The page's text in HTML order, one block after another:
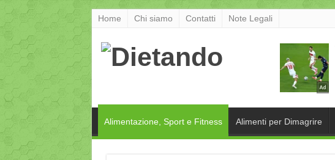
Home Chi siamo Contatti Note Legali
Alimentazione, Sport e Fitness Alimenti per Dimagrire